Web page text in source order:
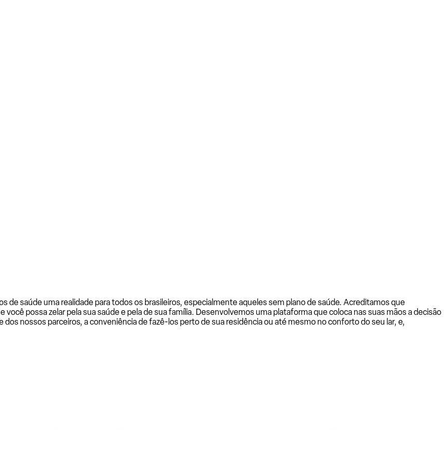
de saúde uma realidade para todos os brasileiros, especialmente aqueles sem plano de saúde. Acreditamos que
possa zelar pela sua saúde e pela de sua família. Desenvolvemos uma plataforma que coloca nas suas mãos a decisão
nossos parceiros, a conveniência de fazê-los perto de sua residência ou até mesmo no conforto do seu lar, e,